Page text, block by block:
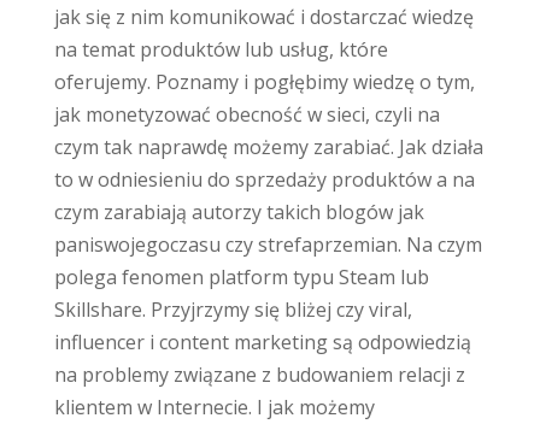
jak się z nim komunikować i dostarczać wiedzę
na temat produktów lub usług, które
oferujemy. Poznamy i pogłębimy wiedzę o tym,
jak monetyzować obecność w sieci, czyli na
czym tak naprawdę możemy zarabiać. Jak działa
to w odniesieniu do sprzedaży produktów a na
czym zarabiają autorzy takich blogów jak
paniswojegoczasu czy strefaprzemian. Na czym
polega fenomen platform typu Steam lub
Skillshare. Przyjrzymy się bliżej czy viral,
influencer i content marketing są odpowiedzią
na problemy związane z budowaniem relacji z
klientem w Internecie. I jak możemy